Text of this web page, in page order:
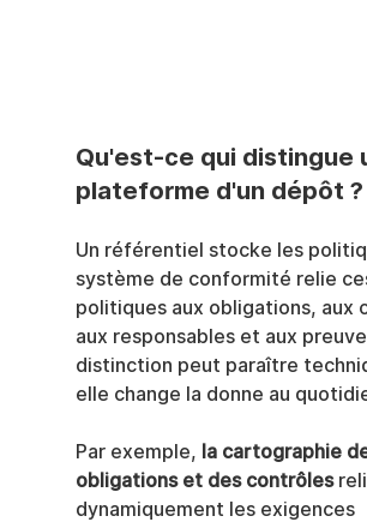
Qu'est-ce qui distingue
plateforme d'un dépôt ?
Un référentiel stocke les
système de conformité relie
politiques aux obligations, aux
aux responsables et aux
distinction peut paraître
elle change la donne au
Par exemple, la cartographie
obligations et des contrôles
dynamiquement les exigences